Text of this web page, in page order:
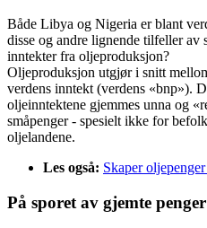
Både Libya og Nigeria er blant
disse og andre lignende tilfeller av
inntekter fra oljeproduksjon?
Oljeproduksjon utgjør i snitt
verdens inntekt (verdens «bnp»).
oljeinntektene gjemmes unna og
småpenger - spesielt ikke for
oljelandene.
Les også: Skaper
På sporet av gjemte penger